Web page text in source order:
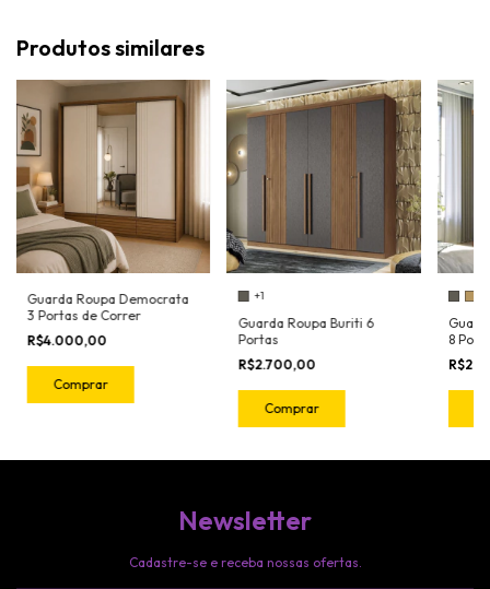
Produtos similares
Guarda Roupa Democrata
3 Portas de Correr
R$4.000,00
Comprar
+1
Guarda Roupa Buriti 6
Portas
R$2.700,00
Comprar
8
Newsletter
Cadastre-se e receba nossas ofertas.